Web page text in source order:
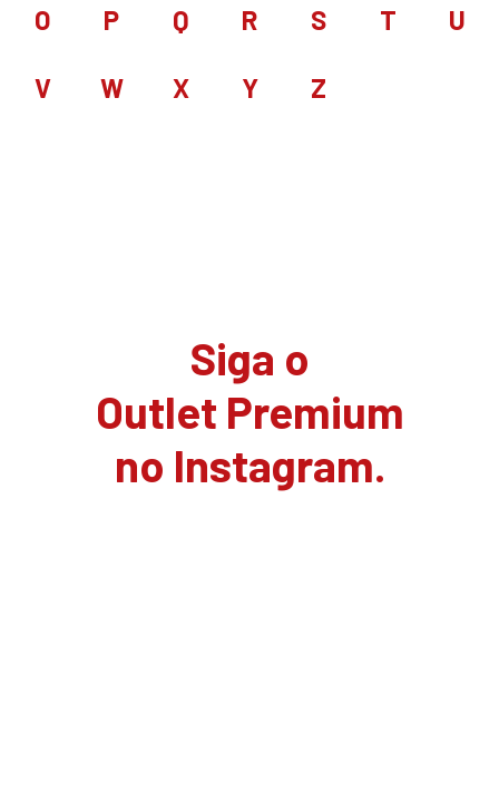
O P Q R S T U
V W X Y Z
Siga o
Outlet Premium
no Instagram.